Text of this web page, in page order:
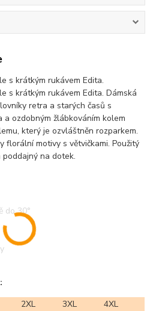
s krátkým rukávem Edita.
s krátkým rukávem Edita. Dámská
retra a starých časů s
ozdobným žlábkováním kolem
který je ozvláštněn rozparkem.
florální motivy s větvičkami. Použitý
na dotek.
do 30°
2XL 3XL
4XL